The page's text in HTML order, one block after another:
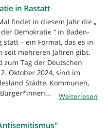
in Rastatt
findet in diesem Jahr die „
Demokratie “ in Baden-
statt – ein Format, das es in
seit mehreren Jahren gibt.
zum Tag der Deutschen
Oktober 2024, sind im
Städte, Kommunen,
Weiterlesen